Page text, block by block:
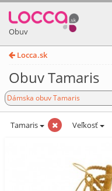
Obuv
Locca.sk
Obuv Tamaris
Dámska obuv Tamaris
Tamaris Veľkosť